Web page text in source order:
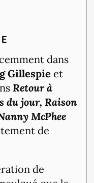
dans
Gillespie et
Retour à
du jour, Raison
McPhee
de
de